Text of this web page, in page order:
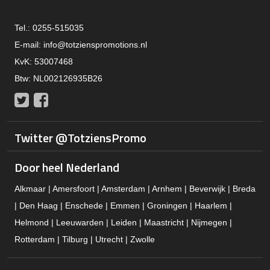
Tel.: 0255-515035
E-mail: info@totzienspromotions.nl
KvK: 53007468
Btw: NL002126935B26
Twitter
Twitter @TotziensPromo
Door heel Nederland
Alkmaar | Amersfoort | Amsterdam | Arnhem | Beverwijk | Breda
| Den Haag | Enschede | Emmen | Groningen | Haarlem |
Helmond | Leeuwarden | Leiden | Maastricht | Nijmegen |
Rotterdam | Tilburg | Utrecht | Zwolle